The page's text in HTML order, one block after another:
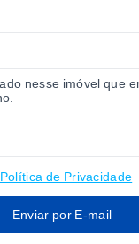
Política de Privacidade
Enviar por E-mail